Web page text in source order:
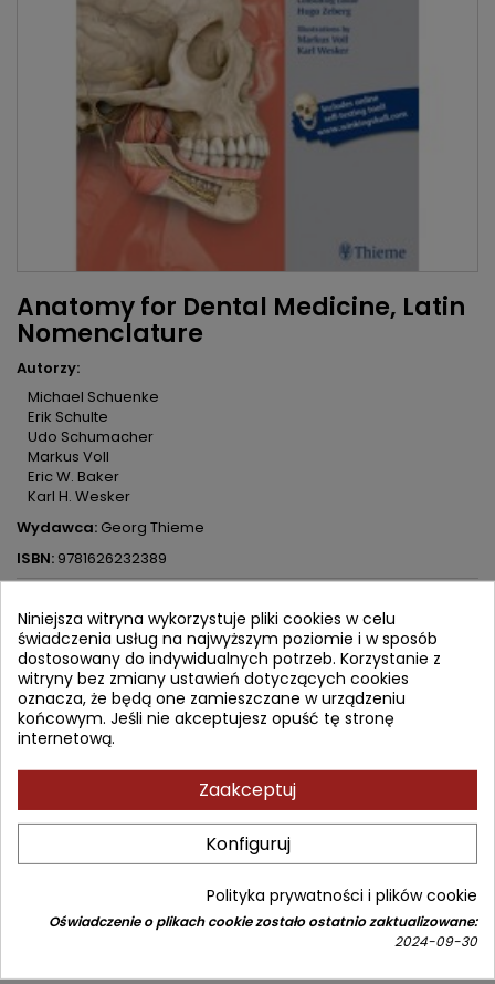
Anatomy for Dental Medicine, Latin
Nomenclature
Autorzy:
Michael Schuenke
Erik Schulte
Udo Schumacher
Markus Voll
Eric W. Baker
Karl H. Wesker
Wydawca: Georg Thieme
ISBN: 9781626232389
478,80 zł 430,92 zł Zniżka 47,88 zł
Brutto
Najniższa cena w okresie 30 dni przed promocją:430,92 zł
Ilość  Dodaj do koszyka
Udostępnij
SZCZEGÓŁY PRODUKTU SPIS TREŚCI
A full-color text-atlas with all the anatomy dentists need to
Niniejsza witryna wykorzystuje pliki cookies w celu
świadczenia usług na najwyższym poziomie i w sposób
dostosowany do indywidualnych potrzeb. Korzystanie z
witryny bez zmiany ustawień dotyczących cookies
oznacza, że będą one zamieszczane w urządzeniu
końcowym. Jeśli nie akceptujesz opuść tę stronę
internetową.
Zaakceptuj
Konfiguruj
Polityka prywatności i plików cookie
Oświadczenie o plikach cookie zostało ostatnio zaktualizowane:
2024-09-30